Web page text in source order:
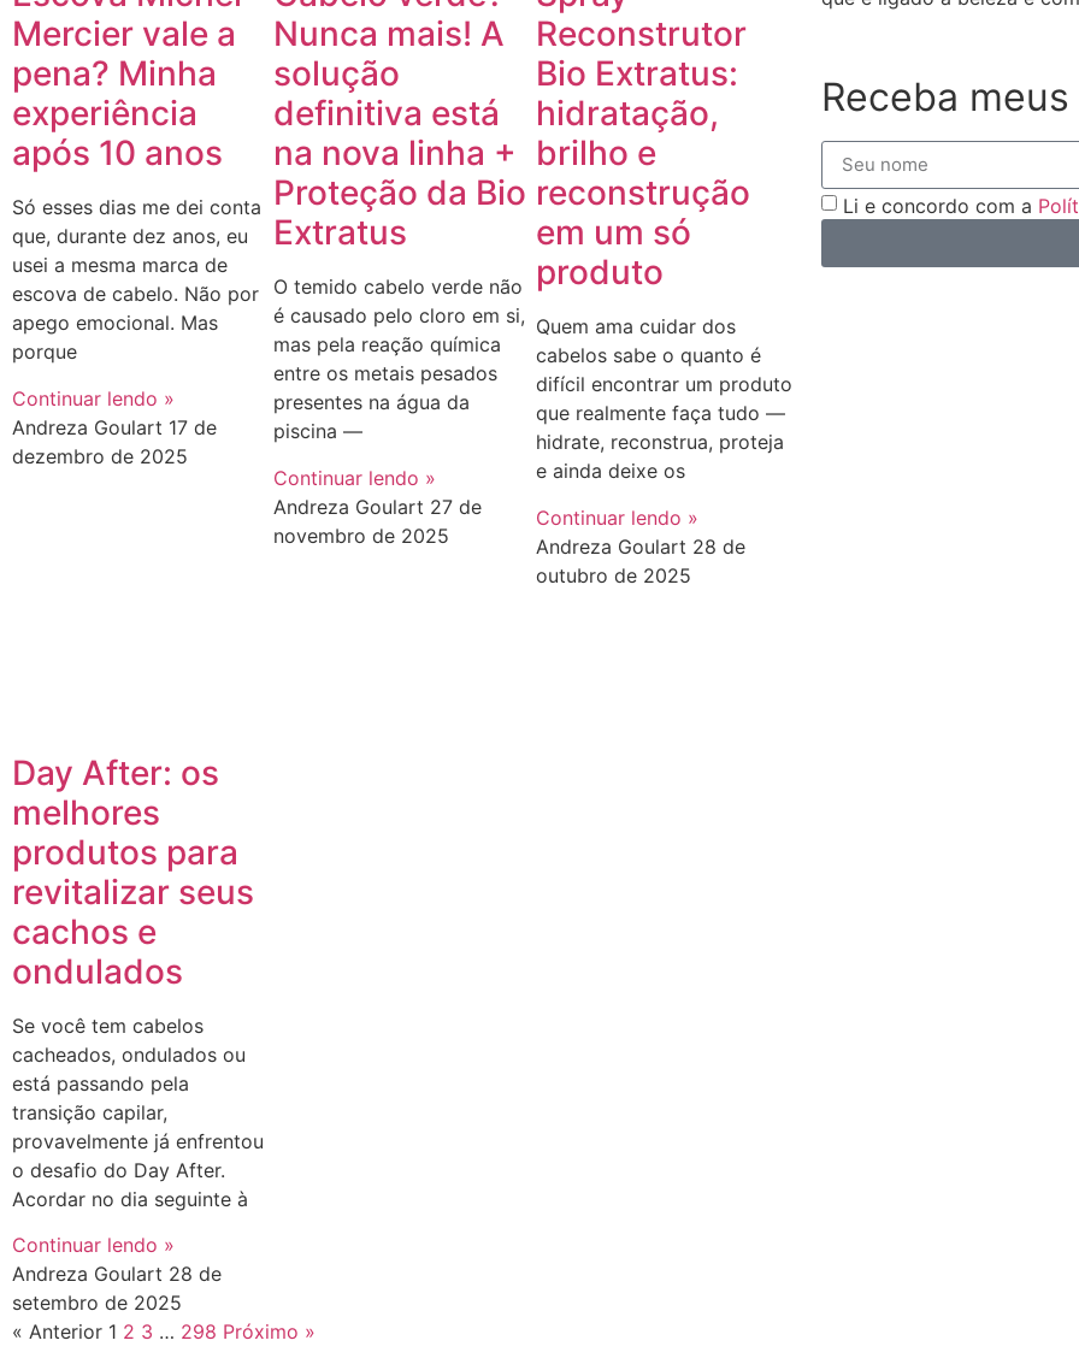
Mercier vale a
pena? Minha
experiência
após 10 anos
Só esses dias me dei conta
que, durante dez anos, eu
usei a mesma marca de
escova de cabelo. Não por
apego emocional. Mas
porque
Continuar lendo »
Andreza Goulart 17 de
dezembro de 2025
Nunca mais! A
solução
definitiva está
na nova linha +
Proteção da Bio
Extratus
O temido cabelo verde não
é causado pelo cloro em si,
mas pela reação química
entre os metais pesados
presentes na água da
piscina —
Continuar lendo »
Andreza Goulart 27 de
novembro de 2025
Reconstrutor
Bio Extratus:
hidratação,
brilho e
reconstrução
em um só
produto
Quem ama cuidar dos
cabelos sabe o quanto é
difícil encontrar um produto
que realmente faça tudo —
hidrate, reconstrua, proteja
e ainda deixe os
Continuar lendo »
Andreza Goulart 28 de
outubro de 2025
Day After: os
melhores
produtos para
revitalizar seus
cachos e
ondulados
Se você tem cabelos
cacheados, ondulados ou
está passando pela
transição capilar,
provavelmente já enfrentou
o desafio do Day After.
Acordar no dia seguinte à
Continuar lendo »
Andreza Goulart 28 de
setembro de 2025
« Anterior 1 2 3 … 298 Próximo »
Receba
Li e concordo com a